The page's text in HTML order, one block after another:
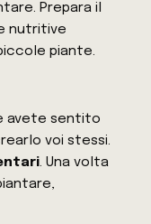
Prepara il
nutritive
piante.
avete sentito
voi stessi.
. Una volta